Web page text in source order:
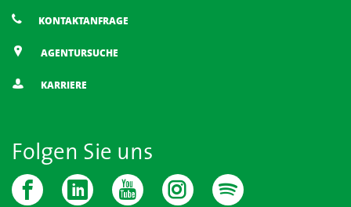
KONTAKTANFRAGE
AGENTURSUCHE
KARRIERE
Folgen Sie uns